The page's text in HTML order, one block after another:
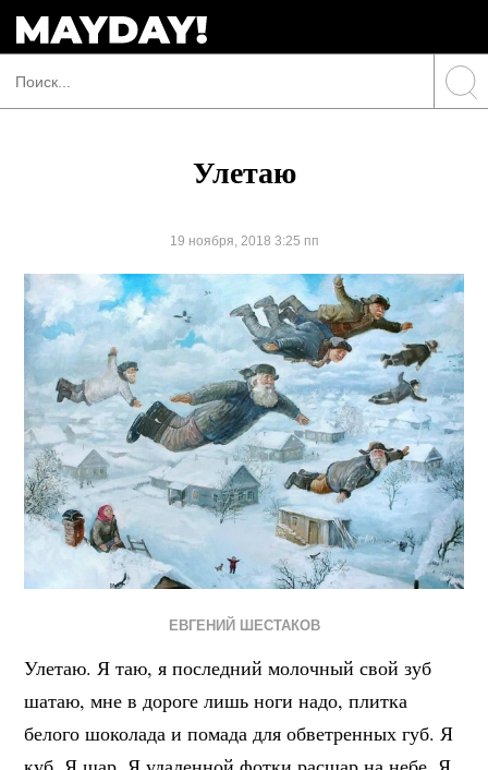
Улетаю
19 ноября, 2018 3:25 пп
ЕВГЕНИЙ ШЕСТАКОВ
Улетаю. Я таю, я последний молочный свой зуб
шатаю, мне в дороге лишь ноги надо, плитка
белого шоколада и помада для обветренных губ. Я